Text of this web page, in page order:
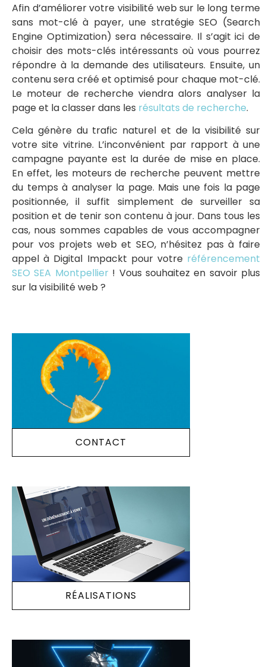
Afin d’améliorer votre visibilité web sur le long terme
sans mot-clé à payer, une stratégie SEO (Search
Engine Optimization) sera nécessaire. Il s’agit ici de
choisir des mots-clés intéressants où vous pourrez
répondre à la demande des utilisateurs. Ensuite, un
contenu sera créé et optimisé pour chaque mot-clé.
Le moteur de recherche viendra alors analyser la
page et la classer dans les résultats de recherche.
Cela génère du trafic naturel et de la visibilité sur
votre site vitrine. L’inconvénient par rapport à une
campagne payante est la durée de mise en place.
En effet, les moteurs de recherche peuvent mettre
du temps à analyser la page. Mais une fois la page
positionnée, il suffit simplement de surveiller sa
position et de tenir son contenu à jour. Dans tous les
cas, nous sommes capables de vous accompagner
pour vos projets web et SEO, n’hésitez pas à faire
appel à Digital Impackt pour votre référencement
SEO SEA Montpellier! Vous souhaitez en savoir plus
sur la visibilité web ?
CONTACT
RÉALISATIONS